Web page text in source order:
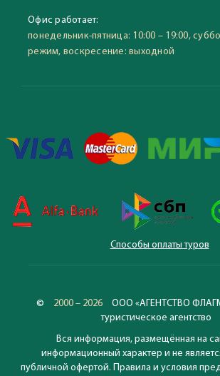
Офис работает:
понедельник-пятница: 10:00 – 19:00,
режим, воскресение: выходной
Способы оплаты туров
© 2000 – 2026
ООО «АГЕНТСТВО
туристическое агентство
Вся информация, размещённая на
информационный характер и не
публичной офертой. Правила и условия